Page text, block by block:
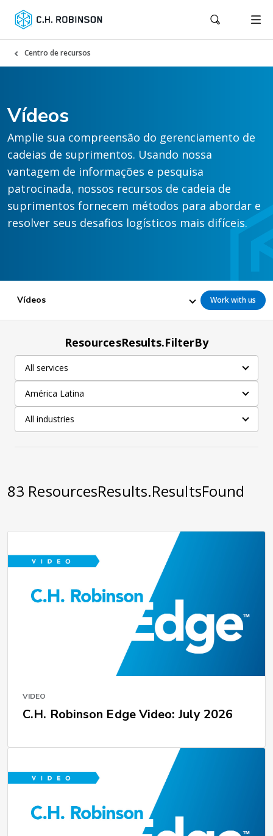
Centro de recursos
Vídeos
Amplie sua compreensão do gerenciamento de
cadeias de suprimentos. Usando nossa
vantagem de informações e pesquisa
patrocinada, nossos recursos de cadeia de
suprimentos fornecem métodos para abordar e
resolver seus desafios logísticos mais difíceis.
Vídeos Work with us
ResourcesResults.FilterBy
All services
América Latina
All industries
83 ResourcesResults.ResultsFound
VIDEO
C.H. Robinson Edge Video: July 2026